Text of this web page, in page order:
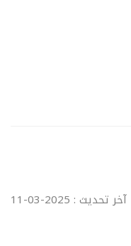
آخر تحديث : 2025-03-11